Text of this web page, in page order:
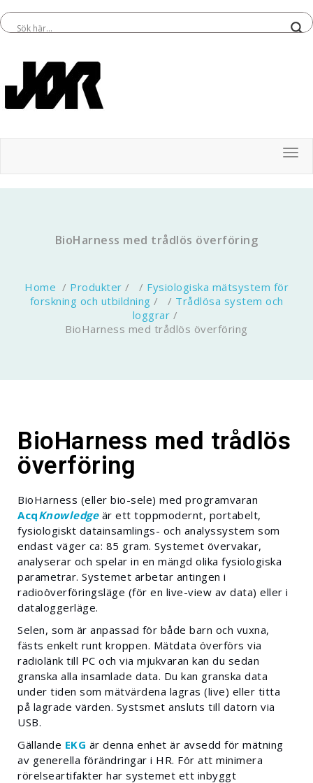
BioHarness med trådlös överföring
Home / Produkter / / Fysiologiska mätsystem för
forskning och utbildning / / Trådlösa system och
loggrar /
BioHarness med trådlös överföring
BioHarness med trådlös
överföring
BioHarness (eller bio-sele) med programvaran
AcqKnowledgeär ett toppmodernt, portabelt,
fysiologiskt datainsamlings- och analyssystem som
endast väger ca: 85 gram. Systemet övervakar,
analyserar och spelar in en mängd olika fysiologiska
parametrar. Systemet arbetar antingen i
radioöverföringsläge (för en live-view av data) eller i
dataloggerläge.
Selen, som är anpassad för både barn och vuxna,
fästs enkelt runt kroppen. Mätdata överförs via
radiolänk till PC och via mjukvaran kan du sedan
granska alla insamlade data. Du kan granska data
under tiden som mätvärdena lagras (live) eller titta
på lagrade värden. Systsmet ansluts till datorn via
USB.
Gällande EKG är denna enhet är avsedd för mätning
av generella förändringar i HR. För att minimera
rörelseartifakter har systemet ett inbyggt